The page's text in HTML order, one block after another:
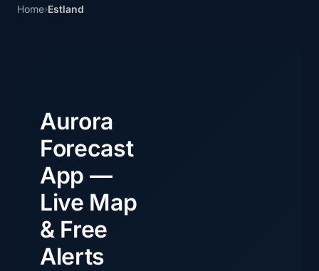
Home›Estland
Aurora
Forecast
App —
Live Map
& Free
Alerts